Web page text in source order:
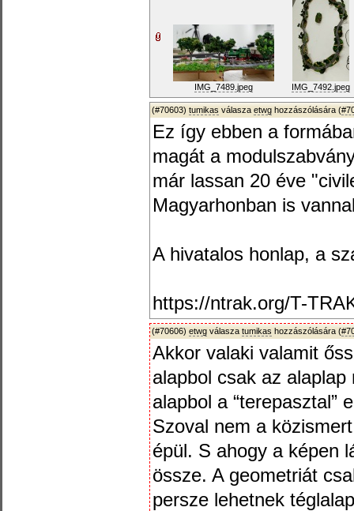
IMG_7489.jpeg IMG_7492.jpeg
(#70603) tumikas válasza etwg hozzászólására (
Ez így ebben a
magát a
már lassan 20 éve
Magyarhonban is
A hivatalos honlap, a
https://ntrak.org/T-
(#70606) etwg válasza tumikas hozzászólására (
Akkor valaki valamit
alapbol csak az
alapbol a “terepasztal”
Szoval nem a
épül. S ahogy a képen
össze. A geometriát
persze lehetnek